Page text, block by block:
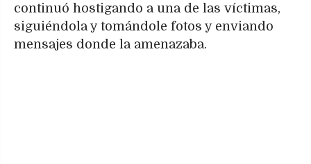
continuó hostigando a una de las víctimas,
siguiéndola y tomándole fotos y enviando
mensajes donde la amenazaba.